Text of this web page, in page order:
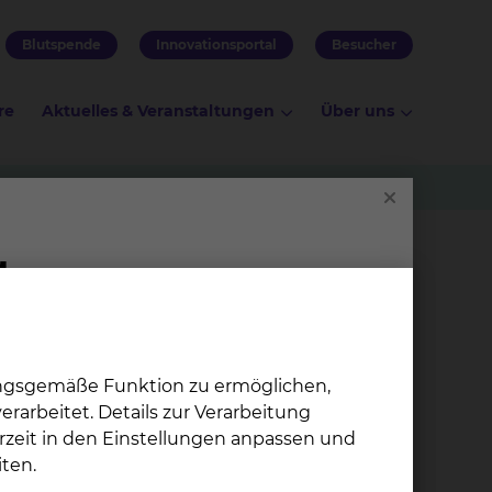
Blutspende Innovationsportal Besucher
Aktuelles & Veranstaltungen Über uns
Funktion zu ermöglichen,
Details zur Verarbeitung
in den Einstellungen anpassen und